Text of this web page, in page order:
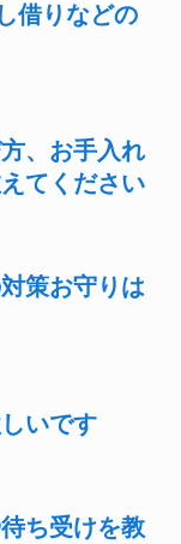
借りなどの
、お手入れ
てください
策お守りは
いです
ち受けを教